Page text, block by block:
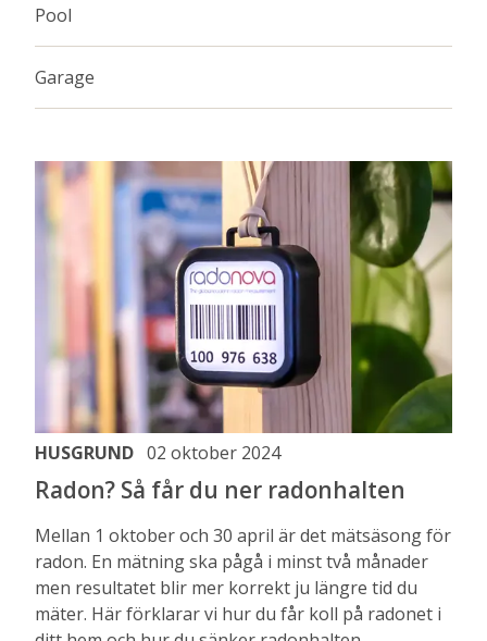
Pool
Garage
HUSGRUND 02 oktober 2024
Radon? Så får du ner radonhalten
Mellan 1 oktober och 30 april är det mätsäsong för
radon. En mätning ska pågå i minst två månader
men resultatet blir mer korrekt ju längre tid du
mäter. Här förklarar vi hur du får koll på radonet i